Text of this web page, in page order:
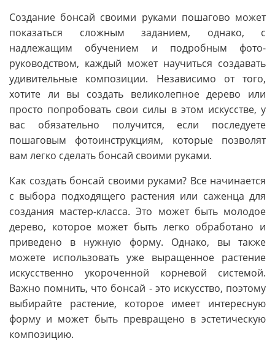
Создание бонсай своими руками пошагово может
показаться сложным заданием, однако, с
надлежащим обучением и подробным фото-
руководством, каждый может научиться создавать
удивительные композиции. Независимо от того,
хотите ли вы создать великолепное дерево или
просто попробовать свои силы в этом искусстве, у
вас обязательно получится, если последуете
пошаговым фотоинструкциям, которые позволят
вам легко сделать бонсай своими руками.
Как создать бонсай своими руками? Все начинается
с выбора подходящего растения или саженца для
создания мастер-класса. Это может быть молодое
дерево, которое может быть легко обработано и
приведено в нужную форму. Однако, вы также
можете использовать уже выращенное растение
искусственно укороченной корневой системой.
Важно помнить, что бонсай - это искусство, поэтому
выбирайте растение, которое имеет интересную
форму и может быть превращено в эстетическую
композицию.